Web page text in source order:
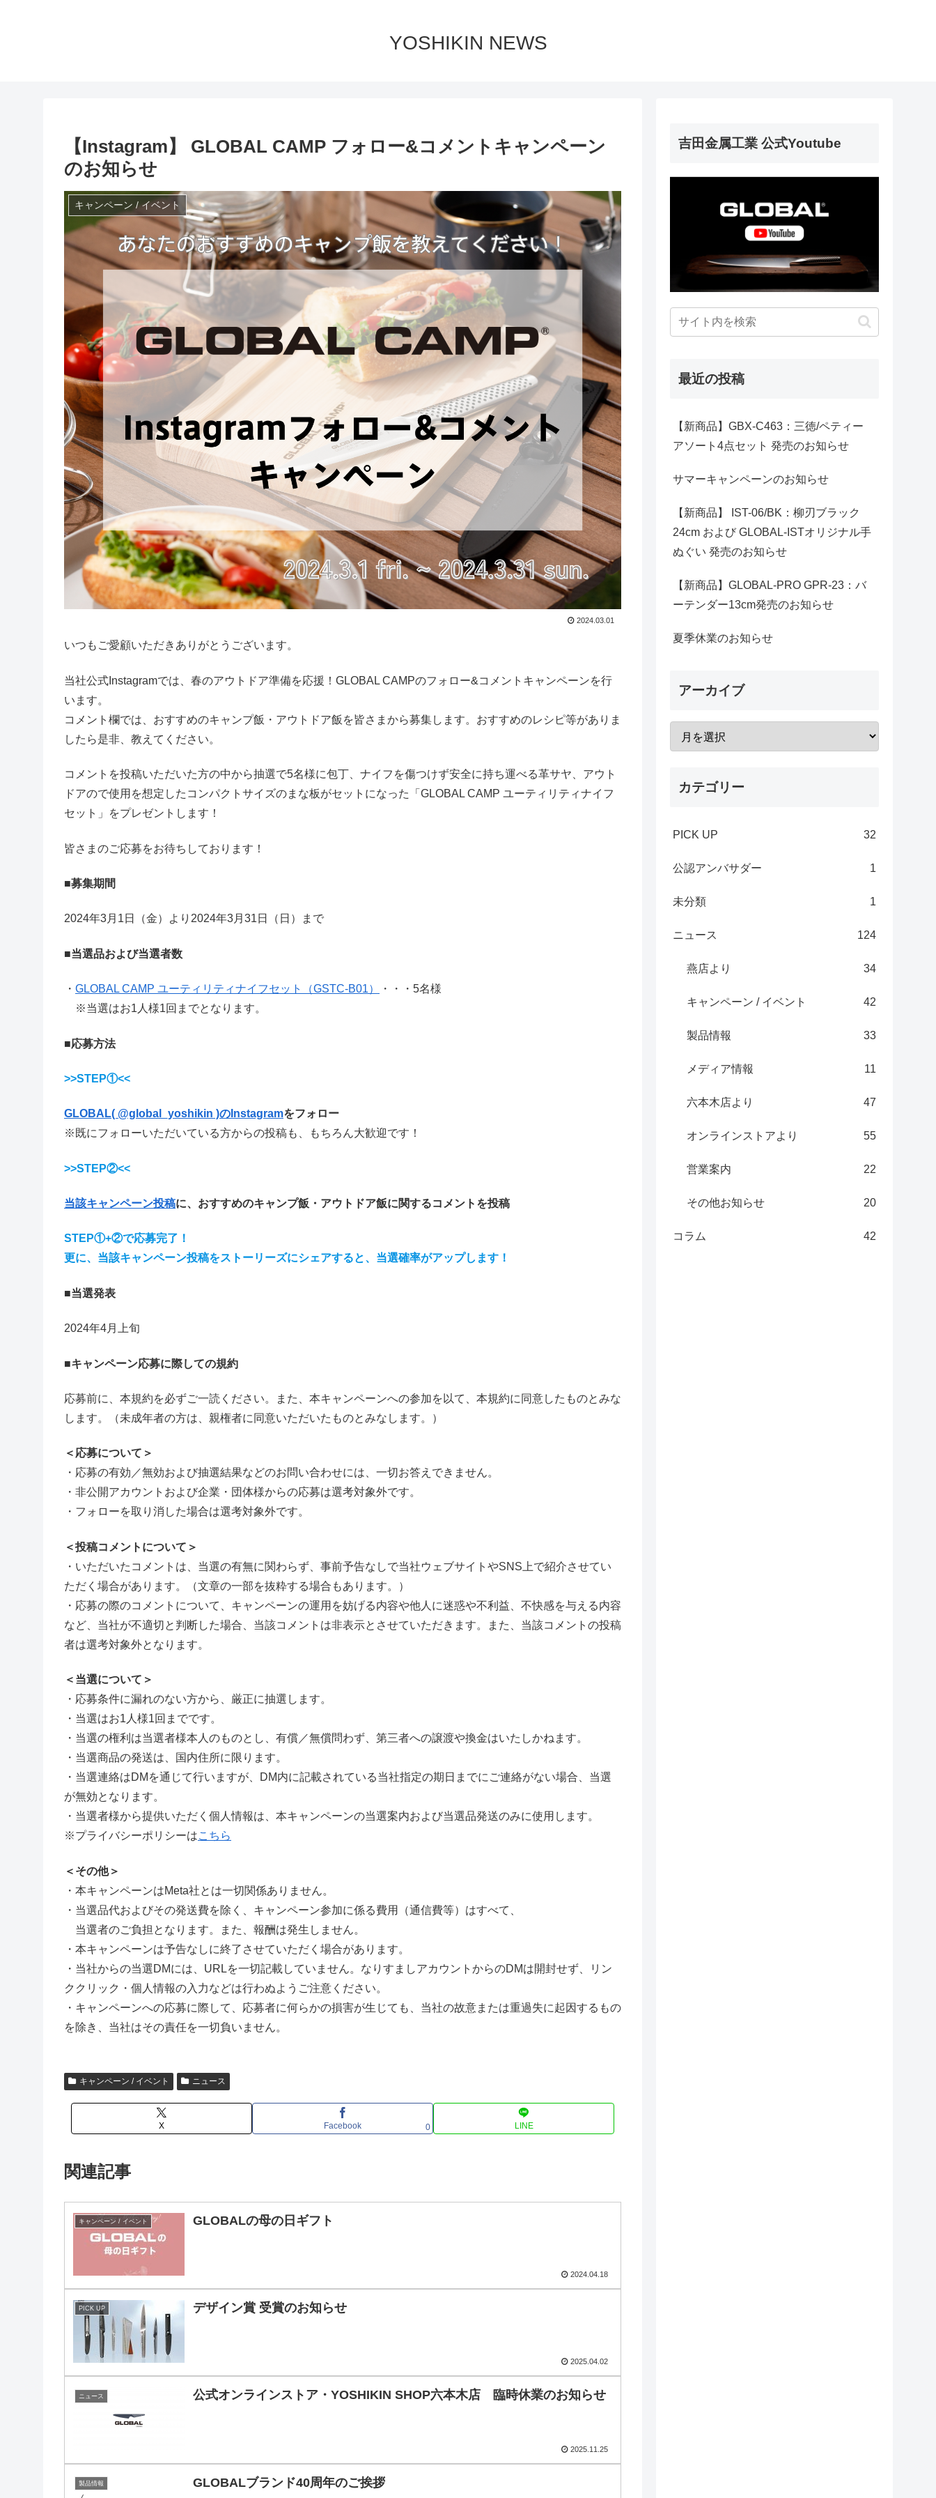
YOSHIKIN NEWS
【Instagram】 GLOBAL CAMP フォロー&コメントキャンペーン
のお知らせ
キャンペーン / イベント
2024.03.01
いつもご愛顧いただきありがとうございます。
当社公式Instagramでは、春のアウトドア準備を応援！GLOBAL CAMPのフォロー&コメントキャンペーンを行
います。
コメント欄では、おすすめのキャンプ飯・アウトドア飯を皆さまから募集します。おすすめのレシピ等がありま
したら是非、教えてください。
コメントを投稿いただいた方の中から抽選で5名様に包丁、ナイフを傷つけず安全に持ち運べる革サヤ、アウト
ドアので使用を想定したコンパクトサイズのまな板がセットになった「GLOBAL CAMP ユーティリティナイフ
セット」をプレゼントします！
皆さまのご応募をお待ちしております！
■募集期間
2024年3月1日（金）より2024年3月31日（日）まで
■当選品および当選者数
・ GLOBAL CAMP ユーティリティナイフセット（GSTC-B01）
・・・5名様
※当選はお1人様1回までとなります。
■応募方法
>>STEP①<<
GLOBAL( @global_yoshikin )のInstagramをフォロー
※既にフォローいただいている方からの投稿も、もちろん大歓迎です！
>>STEP②<<
当該キャンペーン投稿に、おすすめのキャンプ飯・アウトドア飯に関するコメントを投稿
STEP①+②で応募完了！
更に、当該キャンペーン投稿をストーリーズにシェアすると、当選確率がアップします！
■当選発表
2024年4月上旬
■キャンペーン応募に際しての規約
応募前に、本規約を必ずご一読ください。また、本キャンペーンへの参加を以て、本規約に同意したものとみな
します。（未成年者の方は、親権者に同意いただいたものとみなします。）
＜応募について＞
・応募の有効／無効および抽選結果などのお問い合わせには、一切お答えできません。
・非公開アカウントおよび企業・団体様からの応募は選考対象外です。
・フォローを取り消した場合は選考対象外です。
＜投稿コメントについて＞
・いただいたコメントは、当選の有無に関わらず、事前予告なしで当社ウェブサイトやSNS上で紹介させてい
ただく場合があります。（文章の一部を抜粋する場合もあります。）
・応募の際のコメントについて、キャンペーンの運用を妨げる内容や他人に迷惑や不利益、不快感を与える内容
など、当社が不適切と判断した場合、当該コメントは非表示とさせていただきます。また、当該コメントの投稿
者は選考対象外となります。
＜当選について＞
・応募条件に漏れのない方から、厳正に抽選します。
・当選はお1人様1回までです。
・当選の権利は当選者様本人のものとし、有償／無償問わず、第三者への譲渡や換金はいたしかねます。
・当選商品の発送は、国内住所に限ります。
・当選連絡はDMを通じて行いますが、DM内に記載されている当社指定の期日までにご連絡がない場合、当選
が無効となります。
・当選者様から提供いただく個人情報は、本キャンペーンの当選案内および当選品発送のみに使用します。
※プライバシーポリシーはこちら
＜その他＞
・本キャンペーンはMeta社とは一切関係ありません。
・当選品代およびその発送費を除く、キャンペーン参加に係る費用（通信費等）はすべて、
当選者のご負担となります。また、報酬は発生しません。
・本キャンペーンは予告なしに終了させていただく場合があります。
・当社からの当選DMには、URLを一切記載していません。なりすましアカウントからのDMは開封せず、リン
ククリック・個人情報の入力などは行わぬようご注意ください。
・キャンペーンへの応募に際して、応募者に何らかの損害が生じても、当社の故意または重過失に起因するもの
を除き、当社はその責任を一切負いません。
キャンペーン / イベント ニュース
X Facebook 0 LINE
関連記事
キャンペーン / イベント GLOBALの母の日ギフト
2024.04.18
PICK UP デザイン賞 受賞のお知らせ
2025.04.02
ニュース 公式オンラインストア・YOSHIKIN SHOP六本木店 臨時休業のお知らせ
2025.11.25
製品情報 GLOBALブランド40周年のご挨拶
吉田金属工業 公式Youtube
最近の投稿
【新商品】GBX-C463：三徳/ペティー
アソート4点セット 発売のお知らせ
サマーキャンペーンのお知らせ
【新商品】 IST-06/BK：柳刃ブラック
24cm および GLOBAL-ISTオリジナル手
ぬぐい 発売のお知らせ
【新商品】GLOBAL-PRO GPR-23：バ
ーテンダー13cm発売のお知らせ
夏季休業のお知らせ
アーカイブ
カテゴリー
PICK UP 32
公認アンバサダー 1
未分類 1
ニュース 124
燕店より 34
キャンペーン / イベント 42
製品情報 33
メディア情報 11
六本木店より 47
オンラインストアより 55
営業案内 22
その他お知らせ 20
コラム 42